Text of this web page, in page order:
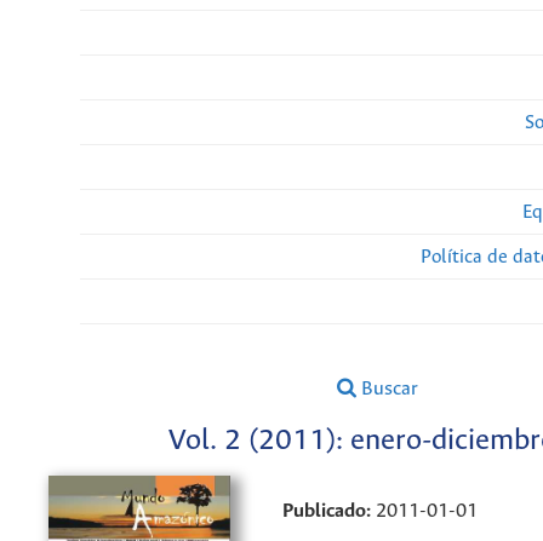
Política de
Buscar
Vol. 2 (2011): enero-
Publicado: 2011-01-01